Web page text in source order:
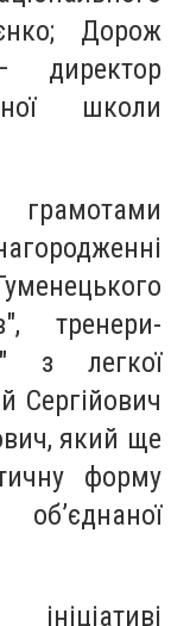
Дорож
директор
школи
грамотами
тренери-
з легкої
Сергійович
який ще
форму